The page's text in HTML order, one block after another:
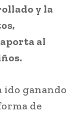
y la
al
ido ganando
de